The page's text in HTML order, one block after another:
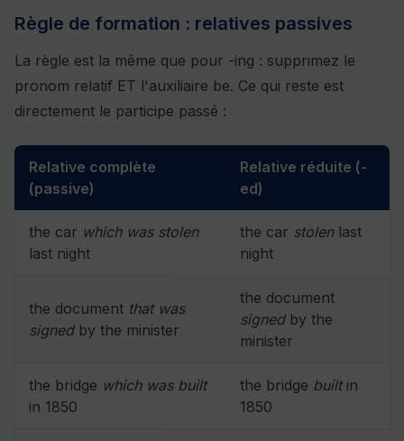
Règle de formation : relatives passives
La règle est la même que pour -ing : supprimez le
pronom relatif ET l'auxiliaire be. Ce qui reste est
directement le participe passé :
Relative complète
(passive)
Relative réduite (-
ed)
the car which was stolen
last night
the car stolenlast
night
the document that was
signedby the minister
the document
signedby the
minister
the bridge which was built
in 1850
the bridge builtin
1850